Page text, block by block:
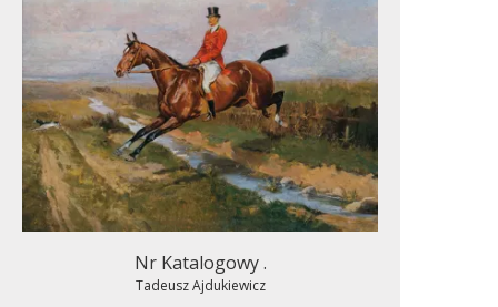
Nr Katalogowy .
Tadeusz Ajdukiewicz